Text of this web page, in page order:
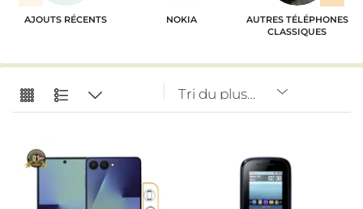
AJOUTS RÉCENTS NOKIA
AUTRES TÉLÉPHONES
CLASSIQUES